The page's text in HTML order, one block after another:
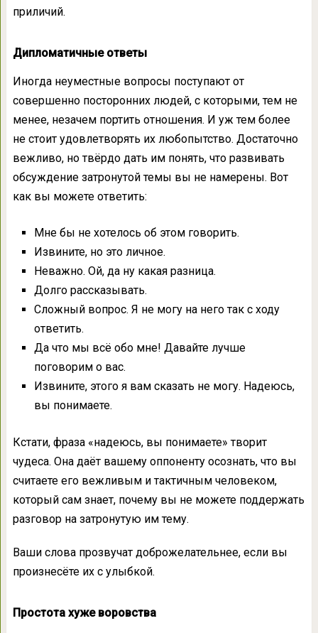
приличий.
Дипломатичные ответы
Иногда неуместные вопросы поступают от
совершенно посторонних людей, с которыми, тем не
менее, незачем портить отношения. И уж тем более
не стоит удовлетворять их любопытство. Достаточно
вежливо, но твёрдо дать им понять, что развивать
обсуждение затронутой темы вы не намерены. Вот
как вы можете ответить:
Мне бы не хотелось об этом говорить.
Извините, но это личное.
Неважно. Ой, да ну какая разница.
Долго рассказывать.
Сложный вопрос. Я не могу на него так с ходу
ответить.
Да что мы всё обо мне! Давайте лучше
поговорим о вас.
Извините, этого я вам сказать не могу. Надеюсь,
вы понимаете.
Кстати, фраза «надеюсь, вы понимаете» творит
чудеса. Она даёт вашему оппоненту осознать, что вы
считаете его вежливым и тактичным человеком,
который сам знает, почему вы не можете поддержать
разговор на затронутую им тему.
Ваши слова прозвучат доброжелательнее, если вы
произнесёте их с улыбкой.
Простота хуже воровства